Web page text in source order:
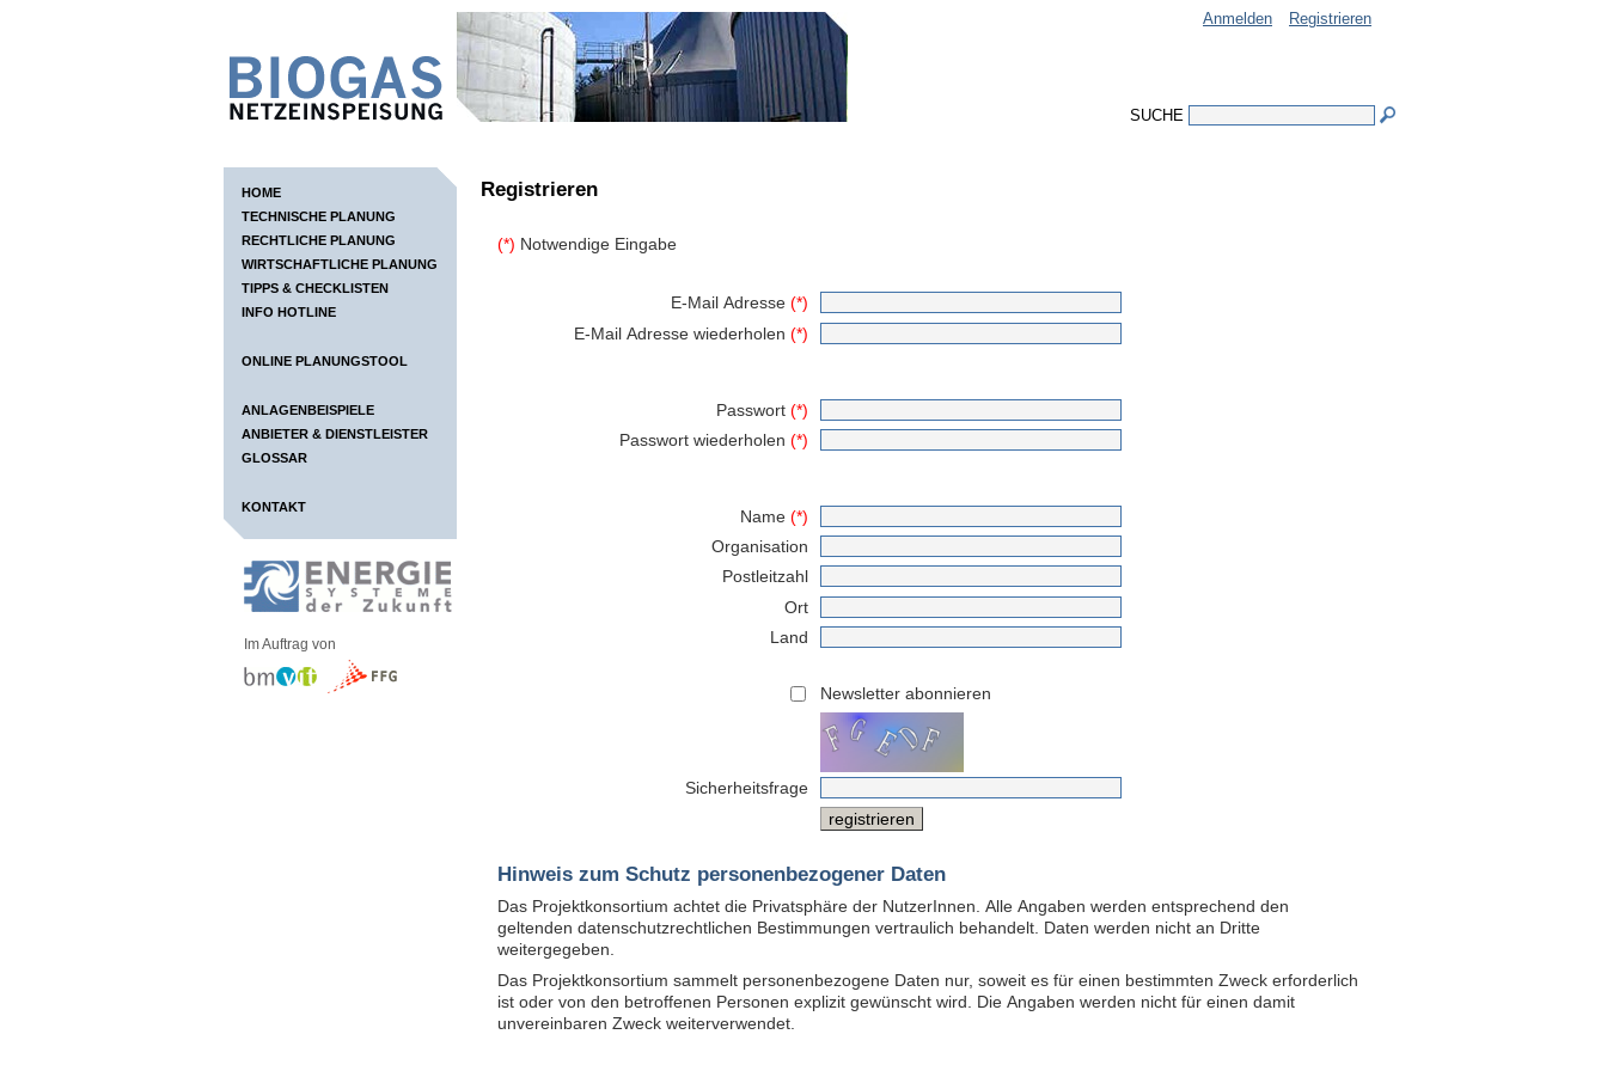
SUCHE
Anmelden Registrieren
HOME
TECHNISCHE PLANUNG
RECHTLICHE PLANUNG
WIRTSCHAFTLICHE PLANUNG
TIPPS & CHECKLISTEN
INFO HOTLINE
ONLINE PLANUNGSTOOL
ANLAGENBEISPIELE
ANBIETER & DIENSTLEISTER
GLOSSAR
KONTAKT
Im Auftrag von
Registrieren
(*) Notwendige Eingabe
E-Mail Adresse(*)
E-Mail Adresse wiederholen(*)
Passwort(*)
Passwort wiederholen(*)
Name(*)
Organisation
Postleitzahl
Ort
Land
Newsletter abonnieren
Sicherheitsfrage
Hinweis zum Schutz personenbezogener Daten
Das Projektkonsortium achtet die Privatsphäre der NutzerInnen. Alle Angaben werden entsprechend den
geltenden datenschutzrechtlichen Bestimmungen vertraulich behandelt. Daten werden nicht an Dritte
weitergegeben.
Das Projektkonsortium sammelt personenbezogene Daten nur, soweit es für einen bestimmten Zweck erforderlich
ist oder von den betroffenen Personen explizit gewünscht wird. Die Angaben werden nicht für einen damit
unvereinbaren Zweck weiterverwendet.